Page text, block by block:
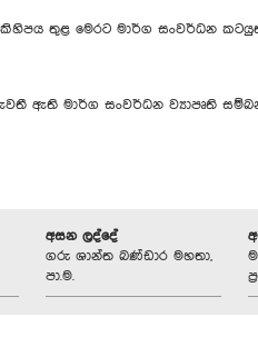
මෙරට මාර්ග සංවර්ධන කටයුතු
ඇති මාර්ග සංවර්ධන ව්‍යාපෘති
අසන ලද්දේ
ගරු ශාන්ත බණ්ඩාර මහතා,
පා.ම.